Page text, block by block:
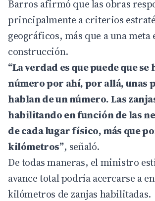
Barros afirmó que las obras
principalmente a criterios
geográficos, más que a una meta
construcción.
“La verdad es que puede que se
número por ahí, por allá, unas
hablan de un número. Las
habilitando en función de las
de cada lugar físico, más que
kilómetros”, señaló.
De todas maneras, el ministro
avance total podría acercarse a
kilómetros de zanjas habilitadas.